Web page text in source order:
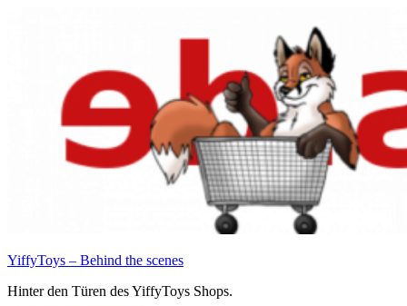
YiffyToys – Behind the scenes
Hinter den Türen des YiffyToys Shops.